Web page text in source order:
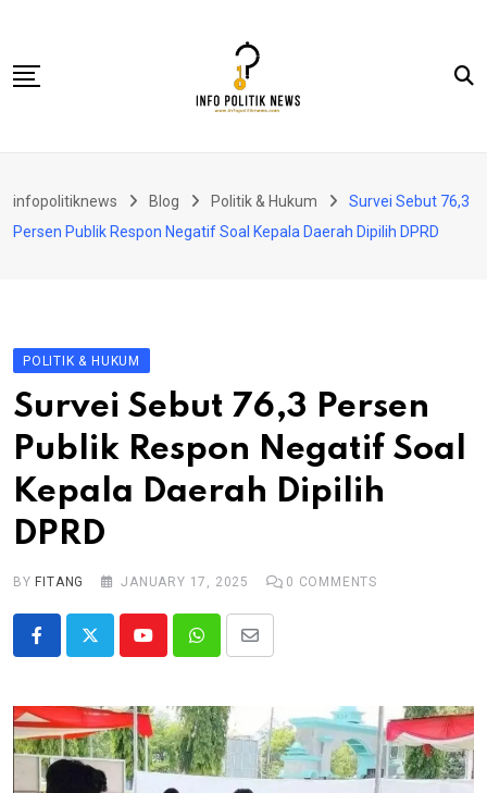
content
Politik & Hukum
Olahraga
Kolom
infopolitiknews Blog Politik & Hukum
Survei Sebut 76,3
Persen Publik Respon Negatif Soal Kepala Daerah Dipilih DPRD
POLITIK & HUKUM
Survei Sebut 76,3 Persen
Publik Respon Negatif Soal
Kepala Daerah Dipilih
DPRD
BY FITANG JANUARY 17, 2025 0 COMMENTS
YoutubeWhatsappShare
Email